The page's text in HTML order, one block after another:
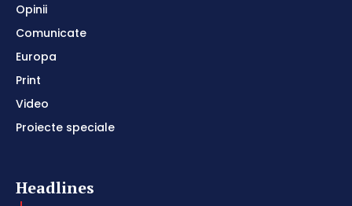
Opinii
Comunicate
Europa
Print
Video
Proiecte speciale
Headlines